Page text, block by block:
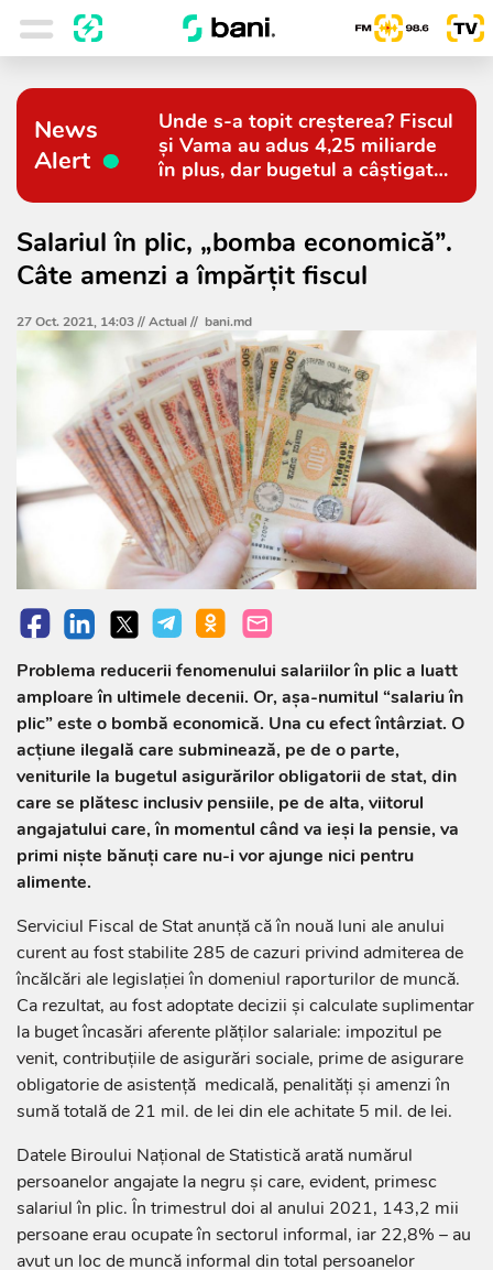
News
Alert
Unde s-a topit creșterea? Fiscul
și Vama au adus 4,25 miliarde
în plus, dar bugetul a câștigat
Salariul în plic, „bomba economică”.
Câte amenzi a împărțit fiscul
27 Oct. 2021, 14:03 //Actual// bani.md
Problema reducerii fenomenului salariilor în plic a luatt
amploare în ultimele decenii. Or, aşa-numitul “salariu în
plic” este o bombă economică. Una cu efect întârziat. O
acţiune ilegală care subminează, pe de o parte,
veniturile la bugetul asigurărilor obligatorii de stat, din
care se plătesc inclusiv pensiile, pe de alta, viitorul
angajatului care, în momentul când va ieşi la pensie, va
primi nişte bănuţi care nu-i vor ajunge nici pentru
alimente.
Serviciul Fiscal de Stat anunță că în nouă luni ale anului
curent au fost stabilite 285 de cazuri privind admiterea de
încălcări ale legislației în domeniul raporturilor de muncă.
Ca rezultat, au fost adoptate decizii și calculate suplimentar
la buget încasări aferente plăților salariale: impozitul pe
venit, contribuțiile de asigurări sociale, prime de asigurare
obligatorie de asistență medicală, penalități și amenzi în
sumă totală de 21 mil. de lei din ele achitate 5 mil. de lei.
Datele Biroului Național de Statistică arată numărul
persoanelor angajate la negru și care, evident, primesc
salariul în plic. În trimestrul doi al anului 2021, 143,2 mii
persoane erau ocupate în sectorul informal, iar 22,8% – au
avut un loc de muncă informal din total persoanelor